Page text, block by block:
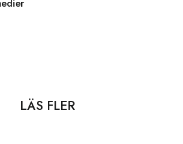
LÄS FLER